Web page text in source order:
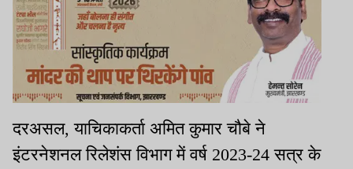
दरअसल, याचिकाकर्ता अमित कुमार चौबे ने
इंटरनेशनल रिलेशंस विभाग में वर्ष 2023-24 सत्र के